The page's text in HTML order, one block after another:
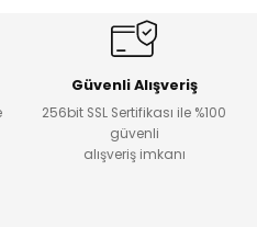
Güvenli Alışveriş
256bit SSL Sertifikası ile %100
güvenli
alışveriş imkanı